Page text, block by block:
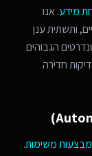
מידע. אנו
ותשתית ענן
הגבוהים
חדירה
ומבצעות משימות.